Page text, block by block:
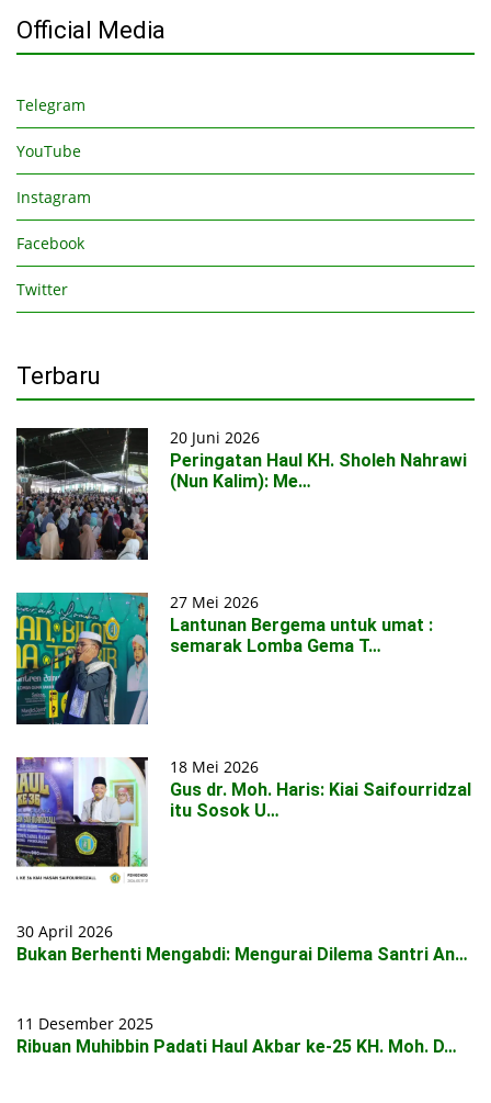
Official Media
Telegram
YouTube
Instagram
Facebook
Twitter
Terbaru
20 Juni 2026
Peringatan Haul KH. Sholeh Nahrawi
(Nun Kalim): Me…
27 Mei 2026
Lantunan Bergema untuk umat :
semarak Lomba Gema T…
18 Mei 2026
Gus dr. Moh. Haris: Kiai Saifourridzal
itu Sosok U…
30 April 2026
Bukan Berhenti Mengabdi: Mengurai Dilema Santri An…
11 Desember 2025
Ribuan Muhibbin Padati Haul Akbar ke-25 KH. Moh. D…